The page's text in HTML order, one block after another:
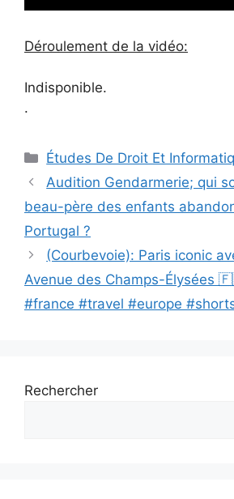
Déroulement de la vidéo:
Indisponible.
.
Catégories
Études De Droit Et
Navigation
des
articles
Audition Gendarmerie; qui
beau-père des enfants
Portugal ?
(Courbevoie): Paris iconic
Avenue des Champs-Élysées
#france #travel #europe
Rechercher